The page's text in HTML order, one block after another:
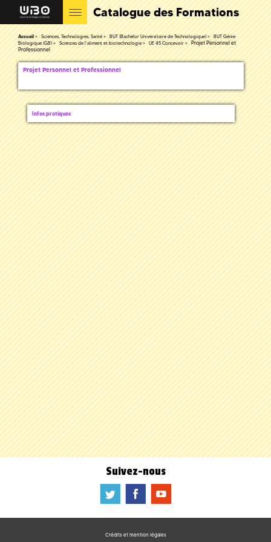
Catalogue des Formations
Accueil Sciences, Technologies, Santé BUT (Bachelor Universitaire de Technologique)
BUT Génie
Biologique (GB)
Sciences de l'aliment et biotechnologie UE 45 Concevoir
Projet Personnel et
Professionnel
Projet Personnel et Professionnel
Infos pratiques
Suivez-nous
a b f
Crédits et mention légales